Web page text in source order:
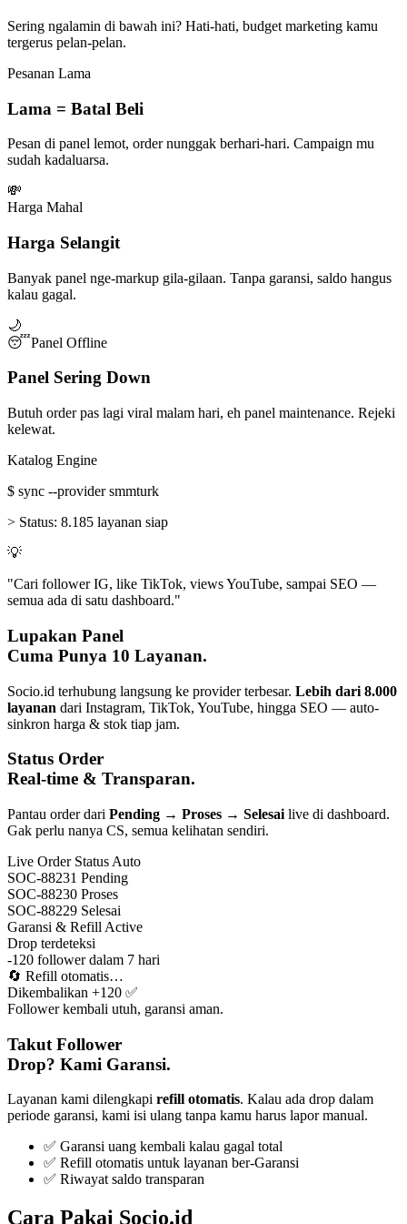
Sering ngalamin di bawah ini? Hati-hati, budget marketing kamu
tergerus pelan-pelan.
Pesanan Lama
Lama = Batal Beli
Pesan di panel lemot, order nunggak berhari-hari. Campaign mu
sudah kadaluarsa.
💸
Harga Mahal
Harga Selangit
Banyak panel nge-markup gila-gilaan. Tanpa garansi, saldo hangus
kalau gagal.
🌙
😴Panel Offline
Panel Sering Down
Butuh order pas lagi viral malam hari, eh panel maintenance. Rejeki
kelewat.
Katalog Engine
$ sync --provider smmturk
> Status: 8.185 layanan siap
💡
"Cari follower IG, like TikTok, views YouTube, sampai SEO —
semua ada di satu dashboard."
Lupakan Panel
Cuma Punya 10 Layanan.
Socio.id terhubung langsung ke provider terbesar. Lebih dari 8.000
layanan dari Instagram, TikTok, YouTube, hingga SEO — auto-
sinkron harga & stok tiap jam.
Status Order
Real-time & Transparan.
Pantau order dari Pending → Proses → Selesai live di dashboard.
Gak perlu nanya CS, semua kelihatan sendiri.
Live Order Status Auto
SOC-88231 Pending
SOC-88230 Proses
SOC-88229 Selesai
Garansi & Refill Active
Drop terdeteksi
-120 follower dalam 7 hari
🔄 Refill otomatis…
Dikembalikan +120 ✅
Follower kembali utuh, garansi aman.
Takut Follower
Drop? Kami Garansi.
Layanan kami dilengkapi refill otomatis. Kalau ada drop dalam
periode garansi, kami isi ulang tanpa kamu harus lapor manual.
✅ Garansi uang kembali kalau gagal total
✅ Refill otomatis untuk layanan ber-Garansi
✅ Riwayat saldo transparan
Cara Pakai Socio.id